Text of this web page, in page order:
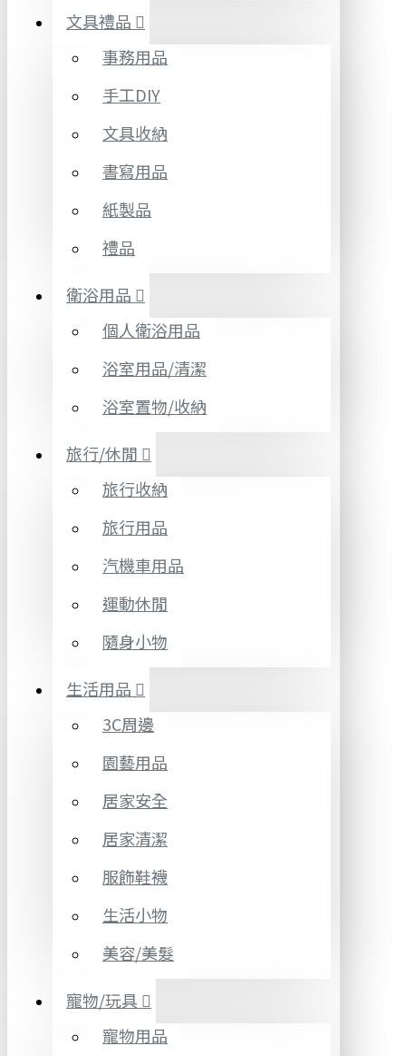
文具禮品
事務用品
手工DIY
文具收納
書寫用品
紙製品
禮品
衛浴用品
個人衛浴用品
浴室用品/清潔
浴室置物/收納
旅行/休閒
旅行收納
旅行用品
汽機車用品
運動休閒
隨身小物
生活用品
3C周邊
園藝用品
居家安全
居家清潔
服飾鞋襪
生活小物
美容/美髮
寵物/玩具
寵物用品